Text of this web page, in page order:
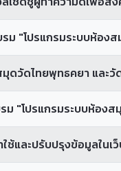
ม "โปรแกรมระบบห้อง
ดวัดไทยพุทธคยา และวั
"โปรแกรมระบบห้อง
ใช้และปรับปรุงข้อมูลใน